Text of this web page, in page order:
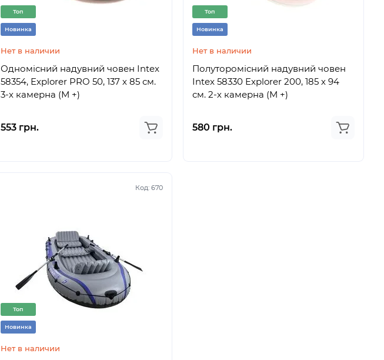
Топ
Новинка
Нет в наличии
Одномісний надувний човен Intex
58354, Explorer PRO 50, 137 х 85 см.
3-х камерна (М +)
553 грн.
Топ
Новинка
Нет в наличии
Полуторомісний надувний човен
Intex 58330 Explorer 200, 185 х 94
см. 2-х камерна (М +)
580 грн.
Код: 670
Топ
Новинка
Нет в наличии